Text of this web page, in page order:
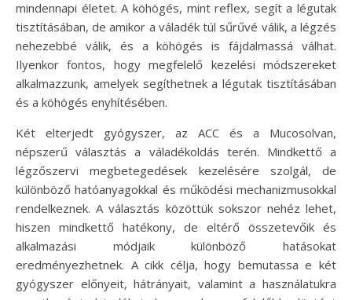
mindennapi életet. A köhögés, mint reflex, segít a légutak
tisztításában, de amikor a váladék túl sűrűvé válik, a légzés
nehezebbé válik, és a köhögés is fájdalmassá válhat.
Ilyenkor fontos, hogy megfelelő kezelési módszereket
alkalmazzunk, amelyek segíthetnek a légutak tisztításában
és a köhögés enyhítésében.
Két elterjedt gyógyszer, az ACC és a Mucosolvan,
népszerű választás a váladékoldás terén. Mindkettő a
légzőszervi megbetegedések kezelésére szolgál, de
különböző hatóanyagokkal és működési mechanizmusokkal
rendelkeznek. A választás közöttük sokszor nehéz lehet,
hiszen mindkettő hatékony, de eltérő összetevőik és
alkalmazási módjaik különböző hatásokat
eredményezhetnek. A cikk célja, hogy bemutassa e két
gyógyszer előnyeit, hátrányait, valamint a használatukra